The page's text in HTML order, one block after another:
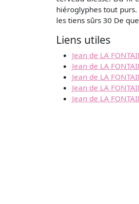
hiéroglyphes tout
les tiens sûrs 30 De
Liens utiles
Jean de LA
Jean de LA
Jean de LA
Jean de LA
Jean de LA